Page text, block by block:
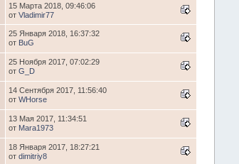
15 Марта 2018, 09:46:06
от Vladimir77
25 Января 2018, 16:37:32
от BuG
25 Ноября 2017, 07:02:29
от G_D
14 Сентября 2017, 11:56:40
от WHorse
13 Мая 2017, 11:34:51
от Mara1973
18 Января 2017, 18:27:21
от dimitriy8